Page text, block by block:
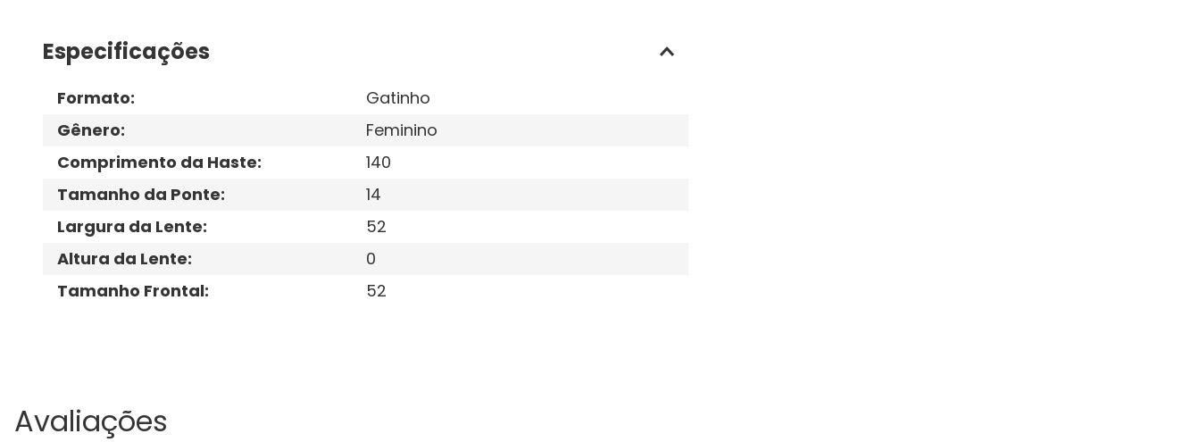
Especificações
Formato:
Gatinho
Gênero:
Feminino
Comprimento da Haste:
140
Tamanho da Ponte:
14
Largura da Lente:
52
Altura da Lente:
0
Tamanho Frontal: 52
Avaliações